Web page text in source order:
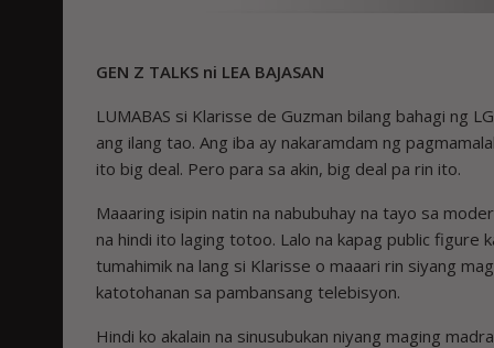
GEN Z TALKS ni LEA BAJASAN
LUMABAS si Klarisse de Guzman bilang bahagi ng
ang ilang tao. Ang iba ay nakaramdam ng
ito big deal. Pero para sa akin, big deal pa rin ito.
Maaaring isipin natin na nabubuhay na tayo sa
na hindi ito laging totoo. Lalo na kapag public figure
tumahimik na lang si Klarisse o maaari rin siyang
katotohanan sa pambansang telebisyon.
Hindi ko akalain na sinusubukan niyang maging